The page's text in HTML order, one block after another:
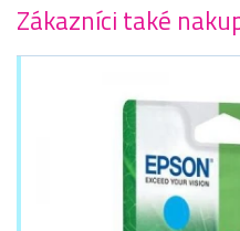
Zákazníci také